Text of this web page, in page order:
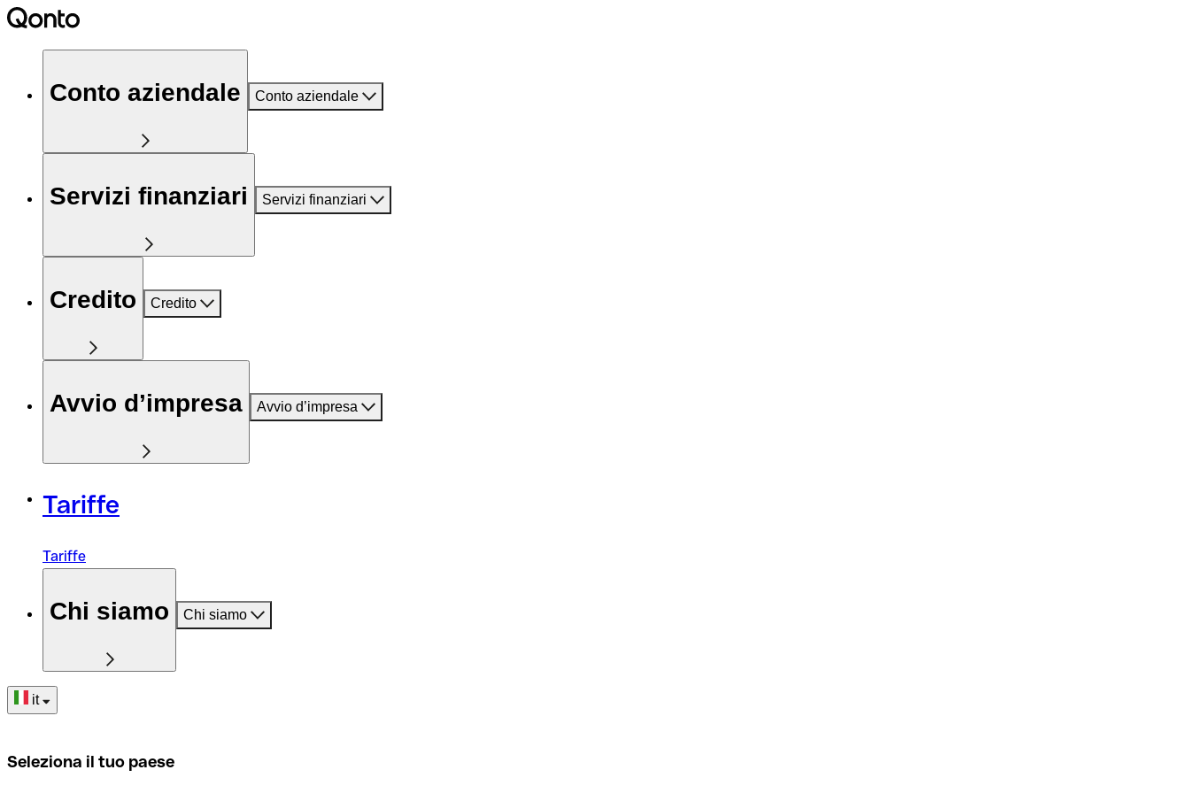
Conto aziendale Conto aziendale
Servizi finanziari Servizi finanziari
Credito Credito
Avvio d’impresa Avvio d’impresa
Tariffe
Tariffe
Chi siamo Chi siamo
it
Seleziona il tuo paese